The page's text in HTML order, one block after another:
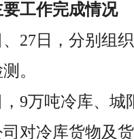
要工作完成情况
、27日，分别组
。
，9万吨冷库、
对冷库货物及